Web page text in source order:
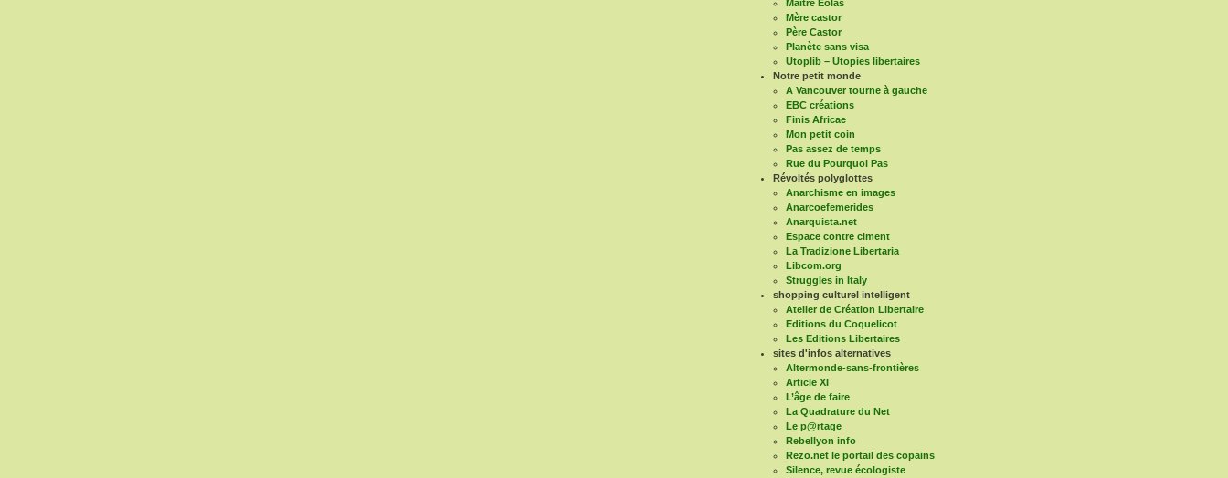
Maître Eolas
Mère castor
Père Castor
Planète sans visa
Utoplib – Utopies libertaires
Notre petit monde
A Vancouver tourne à gauche
EBC créations
Finis Africae
Mon petit coin
Pas assez de temps
Rue du Pourquoi Pas
Révoltés polyglottes
Anarchisme en images
Anarcoefemerides
Anarquista.net
Espace contre ciment
La Tradizione Libertaria
Libcom.org
Struggles in Italy
shopping culturel intelligent
Atelier de Création Libertaire
Editions du Coquelicot
Les Editions Libertaires
sites d'infos alternatives
Altermonde-sans-frontières
Article XI
L’âge de faire
La Quadrature du Net
Le p@rtage
Rebellyon info
Rezo.net le portail des copains
Silence, revue écologiste